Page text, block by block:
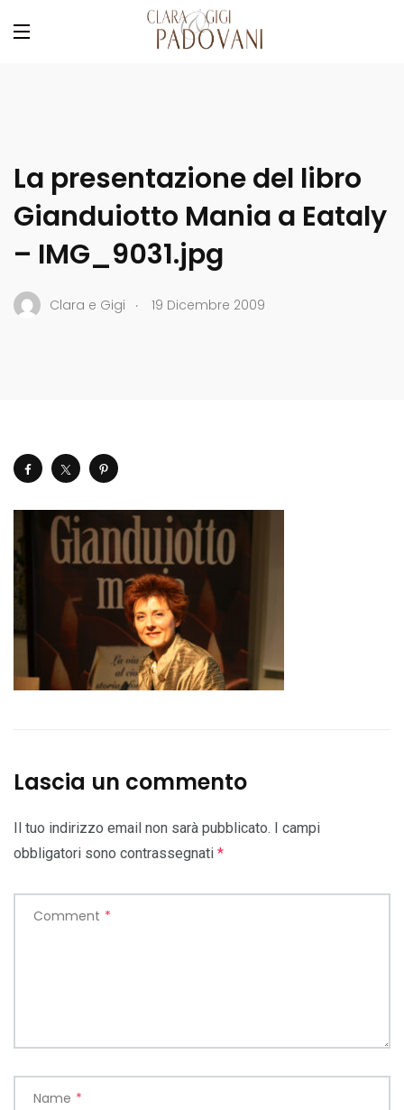
La presentazione del libro
Gianduiotto Mania a Eataly
– IMG_9031.jpg
Clara e Gigi . 19 Dicembre 2009
Lascia un commento
Il tuo indirizzo email non sarà pubblicato. I campi
obbligatori sono contrassegnati *
Comment *
Name *